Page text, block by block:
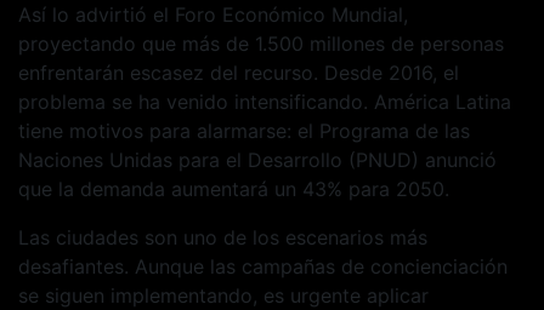
Así lo advirtió el Foro Económico Mundial,
proyectando que más de 1.500 millones de personas
enfrentarán escasez del recurso. Desde 2016, el
problema se ha venido intensificando. América Latina
tiene motivos para alarmarse: el Programa de las
Naciones Unidas para el Desarrollo (PNUD) anunció
que la demanda aumentará un 43% para 2050.
Las ciudades son uno de los escenarios más
desafiantes. Aunque las campañas de concienciación
se siguen implementando, es urgente aplicar